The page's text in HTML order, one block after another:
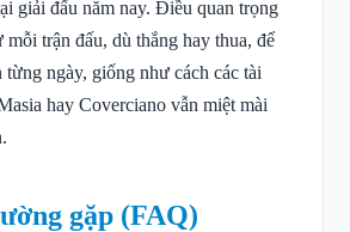
giải đấu năm nay. Điều quan trọng
trận đấu, dù thắng hay thua, để
ngày, giống như cách các tài
hay Coverciano vẫn miệt mài
gặp (FAQ)